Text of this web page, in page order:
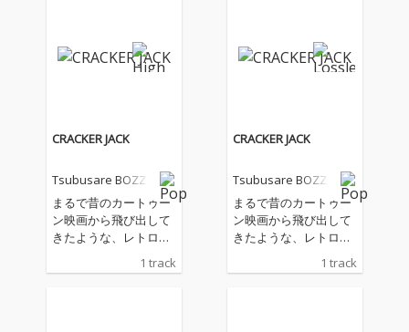
CRACKER JACK
Tsubusare BOZZ
まるで昔のカートゥー
ン映画から飛び出して
きたような、レトロで
ク。 エレクトロスイン
1 track
CRACKER JACK
Tsubusare BOZZ
まるで昔のカートゥー
ン映画から飛び出して
きたような、レトロで
ク。 エレクトロスイン
1 track